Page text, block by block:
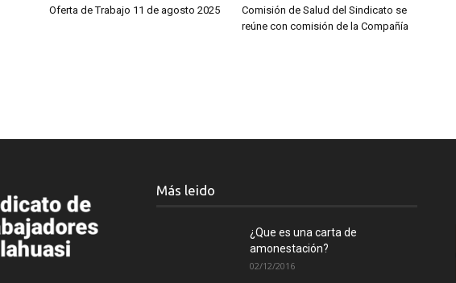
Oferta de Trabajo 11 de agosto 2025
Comisión de Salud del Sindicato se
reúne con comisión de la Compañía
Más leido
¿Que es una carta de
amonestación?
02/12/2016